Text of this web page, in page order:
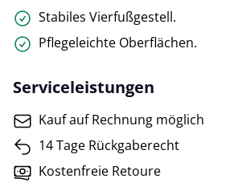
Stabiles Vierfußgestell.
Pflegeleichte Oberflächen.
Serviceleistungen
Kauf auf Rechnung möglich
14 Tage Rückgaberecht
Kostenfreie Retoure